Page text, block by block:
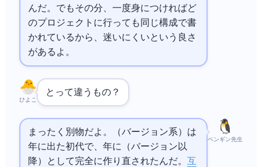
んだ。でもその分、一度身につければど
のAngularプロジェクトに行っても同じ構成で書
かれているから、迷いにくいという良さ
があるよ。
ひよこ
AngularJSとAngularって違うもの？
ペンギン先生
まったく別物だよ。AngularJS（バージョン1系）は2010
年に出た初代で、2016年にAngular（バージョン2以
降）として完全に作り直されたんだ。 互